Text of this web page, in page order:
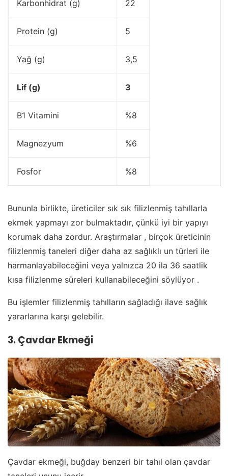
Karbonhidrat (g) 22
Protein (g) 5
Yağ (g) 3,5
Lif (g) 3
B1 Vitamini %8
Magnezyum %6
Fosfor %8
Bununla birlikte, üreticiler sık ​​sık filizlenmiş tahıllarla
ekmek yapmayı zor bulmaktadır, çünkü iyi bir yapıyı
korumak daha zordur. Araştırmalar , birçok üreticinin
filizlenmiş taneleri diğer daha az sağlıklı un türleri ile
harmanlayabileceğini veya yalnızca 20 ila 36 saatlik
kısa filizlenme süreleri kullanabileceğini söylüyor .
Bu işlemler filizlenmiş tahılların sağladığı ilave sağlık
yararlarına karşı gelebilir.
3. Çavdar Ekmeği
Çavdar ekmeği, buğday benzeri bir tahıl olan çavdar